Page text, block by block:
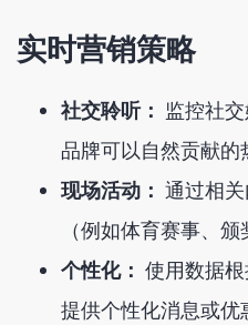
实时营销策略
社交聆听： 监控社
品牌可以自然贡献的
现场活动： 通过相
（例如体育赛事、颁
个性化： 使用数据
提供个性化消息或优